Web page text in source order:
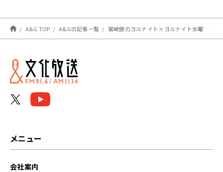
A&G TOP A&Gの記事一覧 鷲崎健のヨルナイト×ヨルナイト水曜日！ #１５４４ レポート
メニュー
会社案内